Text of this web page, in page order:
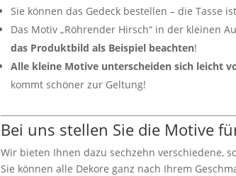
Sie können das Gedeck bestellen – die Tasse
Das Motiv „Röhrender Hirsch“ in der kleinen
das Produktbild als Beispiel beachten!
Alle kleine Motive unterscheiden sich leicht
kommt schöner zur Geltung!
Bei uns stellen Sie die Motive
Wir bieten Ihnen dazu sechzehn verschiedene,
Sie können alle Dekore ganz nach Ihrem